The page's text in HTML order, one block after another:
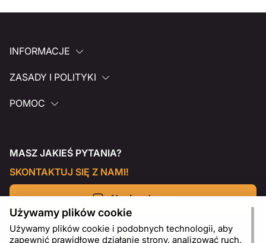
INFORMACJE
ZASADY I POLITYKI
POMOC
MASZ JAKIEŚ PYTANIA?
SKONTAKTUJ SIĘ Z NAMI!
Napisz do nas
Używamy plików cookie
Używamy plików cookie i podobnych technologii, aby
zapewnić prawidłowe działanie strony, analizować ruch,